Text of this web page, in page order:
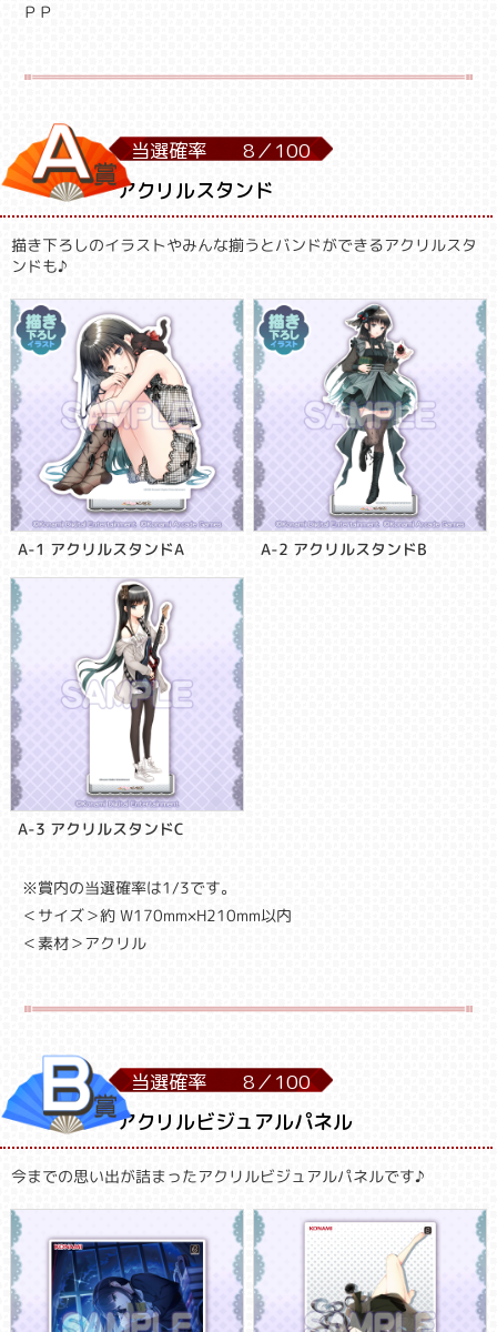
ＰＰ
当選確率 8／100
アクリルスタンド
描き下ろしのイラストやみんな揃うとバンドができるアクリルスタ
ンドも♪
A-1 アクリルスタンドA A-2 アクリルスタンドB
A-3 アクリルスタンドC
※賞内の当選確率は1/3です。
＜サイズ＞約 W170mm×H210mm以内
＜素材＞アクリル
当選確率 8／100
アクリルビジュアルパネル
今までの思い出が詰まったアクリルビジュアルパネルです♪